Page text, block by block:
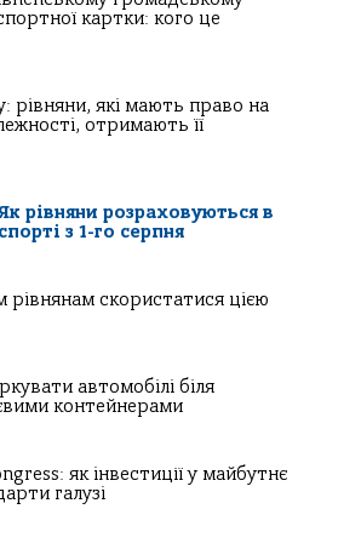
картки: кого це
рівняни, які мають право на
отримають її
рівняни розраховуються в
з 1-го серпня
рівнянам скористатися цією
автомобілі біля
контейнерами
як інвестиції у майбутнє
галузі